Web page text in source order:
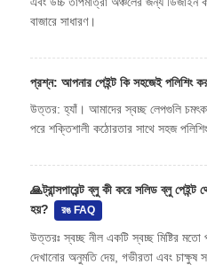
বাজারে সাধারণ।
প্রশ্ন: আপনার পেইন্ট কি সহজেই পলিশিং
উত্তর: হ্যাঁ। আমাদের স্বচ্ছ লেপগুলি
পরে শক্তিশালী কঠোরতার সাথে সহজ
🙏ট্রান্সপারেন্ট ব্লু কী করে সলিড ব্লু
হয়?
রঙ FAQ
উত্তরঃ স্বচ্ছ নীল একটি স্বচ্ছ মিষ্টির মতো
দেখানোর অনুমতি দেয়, গভীরতা এবং চাক্ষুষ